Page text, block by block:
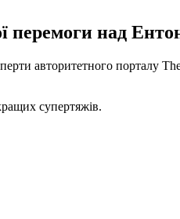
перемоги над
авторитетного порталу
супертяжів.